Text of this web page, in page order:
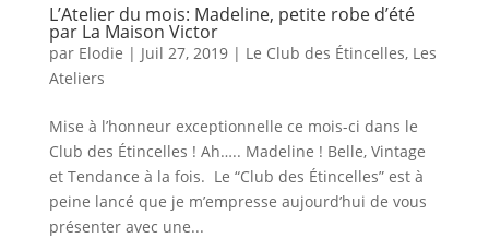
L’Atelier du mois: Madeline, petite robe d’été
par La Maison Victor
par Elodie | Juil 27, 2019| Le Club des Étincelles, Les
Ateliers
Mise à l’honneur exceptionnelle ce mois-ci dans le
Club des Étincelles ! Ah….. Madeline ! Belle, Vintage
et Tendance à la fois. Le “Club des Étincelles” est à
peine lancé que je m’empresse aujourd’hui de vous
présenter avec une...